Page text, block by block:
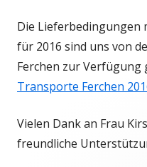
Die Lieferbedingungen
für 2016 sind uns von
Ferchen zur Verfügung
Transporte Ferchen
Vielen Dank an Frau
freundliche